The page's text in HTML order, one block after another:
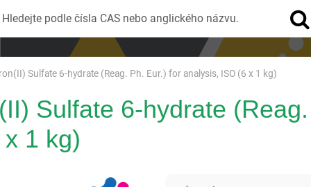
Sulfate 6-hydrate (Reag. Ph. Eur.) for analysis, ISO (6 x 1 kg)
Sulfate 6-hydrate
1 kg)
Panreac AppliChem
Hledejte podle čísla CAS nebo anglického názvu.